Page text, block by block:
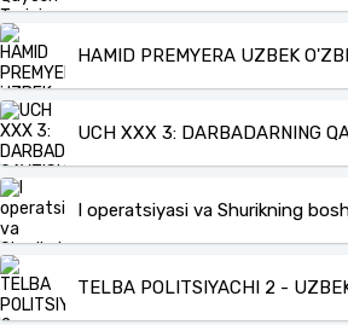
HAMID PREMYERA UZBEK
TELBA POLITSIYACHI 2 -